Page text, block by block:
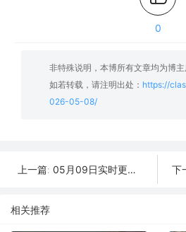
0
非特殊说明，本博所有文章均为博主
如若转载，请注明出处： https://
026-05-08/
上一篇: 05月09日实时更新：42条可用SSR/V2Ray/Clash节点 下
相关推荐